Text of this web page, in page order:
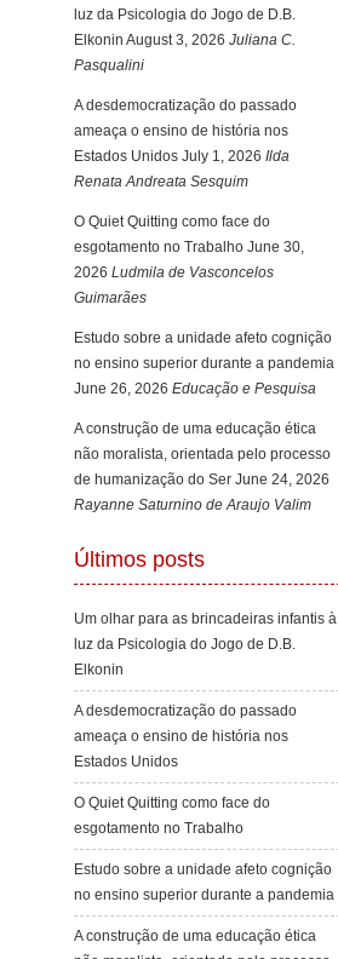
luz da Psicologia do Jogo de D.B.
Elkonin August 3, 2026 Juliana C.
Pasqualini
A desdemocratização do passado
ameaça o ensino de história nos
Estados Unidos July 1, 2026 Ilda
Renata Andreata Sesquim
O Quiet Quitting como face do
esgotamento no Trabalho June 30,
2026 Ludmila de Vasconcelos
Guimarães
Estudo sobre a unidade afeto cognição
no ensino superior durante a pandemia
June 26, 2026 Educação e Pesquisa
A construção de uma educação ética
não moralista, orientada pelo processo
de humanização do Ser June 24, 2026
Rayanne Saturnino de Araujo Valim
Últimos posts
Um olhar para as brincadeiras infantis à
luz da Psicologia do Jogo de D.B.
Elkonin
A desdemocratização do passado
ameaça o ensino de história nos
Estados Unidos
O Quiet Quitting como face do
esgotamento no Trabalho
Estudo sobre a unidade afeto cognição
no ensino superior durante a pandemia
A construção de uma educação ética